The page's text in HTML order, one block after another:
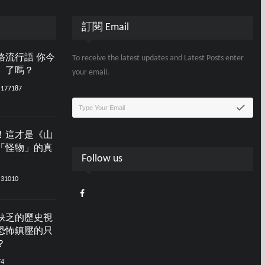
流行語 你今
了嗎？
177187
這才是《山
怪物」的真
31010
乏的歷史視
怖鎮壓的只
訂閱 Email
To receive the latest updates and Latest Posts enter
your email.
Follow us